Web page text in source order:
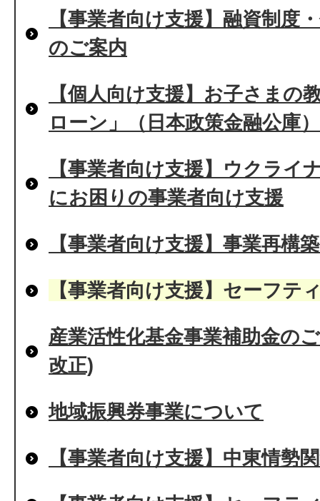
【事業者向け支援】融資制度
のご案内
【個人向け支援】お子さまの
ローン」（日本政策金融公庫
【事業者向け支援】ウクライ
にお困りの事業者向け支援
【事業者向け支援】事業再構
【事業者向け支援】セーフテ
産業活性化基金事業補助金の
改正)
地域振興券事業について
【事業者向け支援】中東情勢